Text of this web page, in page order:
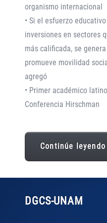
organismo internacional
• Si el esfuerzo
inversiones en sectores
más calificada, se
promueve movilidad
agregó
• Primer académico
Conferencia Hirschman
Continúe leyendo
DGCS-UNAM